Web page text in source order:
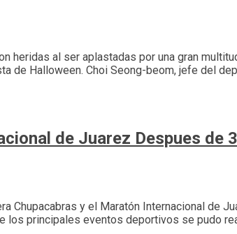
heridas al ser aplastadas por una gran
Halloween. Choi Seong-beom, jefe del
de Juarez Despues de
Chupacabras y el Maratón Internacional de
principales eventos deportivos se pudo